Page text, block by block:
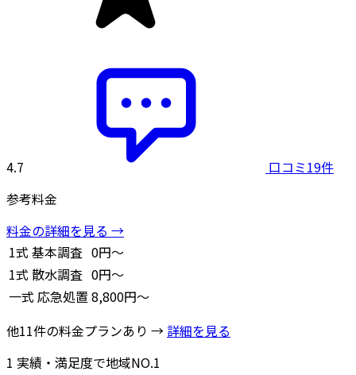
4.7
口コミ19件
参考料金
料金の詳細を見る →
1式 基本調査 0円～
1式 散水調査 0円～
一式 応急処置 8,800円～
他11件の料金プランあり → 詳細を見る
1 実績・満足度で地域NO.1